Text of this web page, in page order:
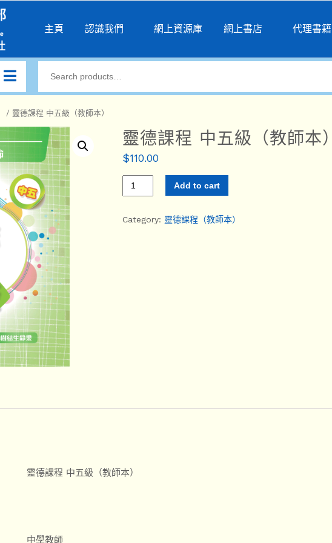
主頁 認識我們 網上資源庫 網上書店 代理書籍
/ 靈德課程 中五級（教師本）
靈德課程 中五級（教師本）
$110.00
Add to cart
Category: 靈德課程（教師本）
靈德課程 中五級（教師本）
中學教師